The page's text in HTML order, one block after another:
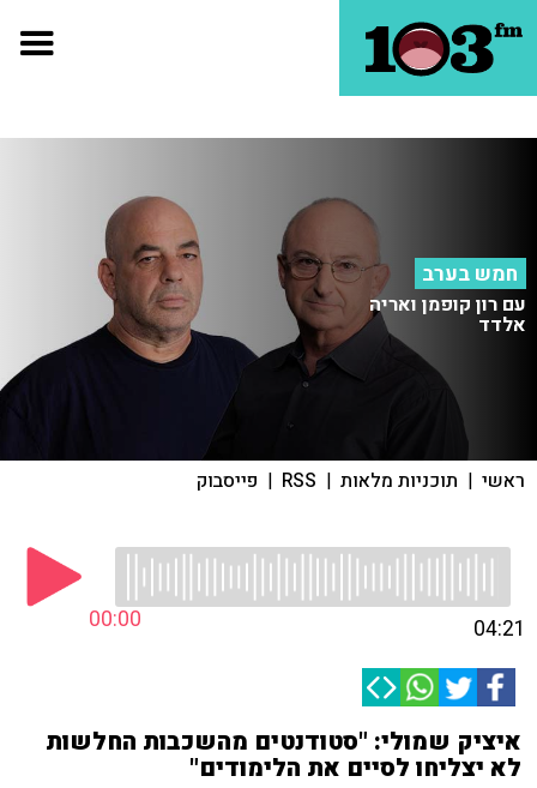
חמש בערב
עם רון קופמן ואריה
אלדד
ראשי | תוכניות מלאות |
RSS
| פייסבוק
00:00 04:21
איציק שמולי: "סטודנטים מהשכבות החלשות
לא יצליחו לסיים את הלימודים"